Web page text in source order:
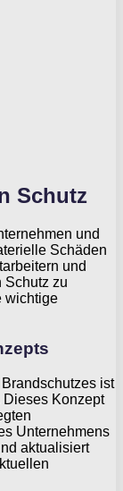
Schutz
und
Schäden
und
Schutz zu
wichtige
ist
Konzept
Unternehmens
aktualisiert